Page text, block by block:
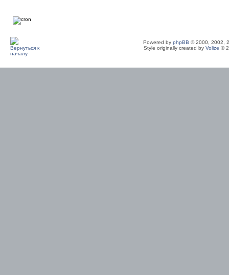
Powered by phpBB © 2000, 2002,
Style originally created by Volize ©